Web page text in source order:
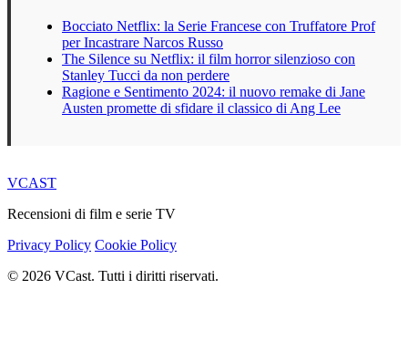
Bocciato Netflix: la Serie Francese con Truffatore Prof
per Incastrare Narcos Russo
The Silence su Netflix: il film horror silenzioso con
Stanley Tucci da non perdere
Ragione e Sentimento 2024: il nuovo remake di Jane
Austen promette di sfidare il classico di Ang Lee
VCAST
Recensioni di film e serie TV
Privacy Policy Cookie Policy
© 2026 VCast. Tutti i diritti riservati.